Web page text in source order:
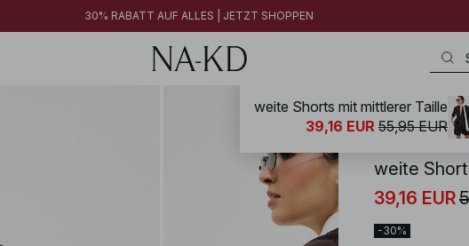
30% RABATT AUF ALLES | JETZT SHOPPEN
NA-KD / Shorts
weite
39,16 EUR
-30%
weite Shorts mit mittlerer Taille
39,16 EUR 55,95 EUR